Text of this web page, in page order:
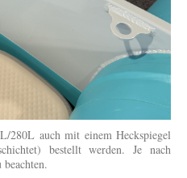
280L auch mit einem Heckspiegel
bestellt werden. Je nach